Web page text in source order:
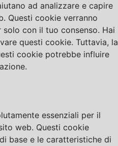
ad analizzare e capire
Questi cookie verranno
con il tuo consenso. Hai
questi cookie. Tuttavia, la
cookie potrebbe influire
essenziali per il
web. Questi cookie
base e le caratteristiche di